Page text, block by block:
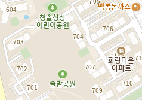
조형예술관
중앙도서관
창의교육관